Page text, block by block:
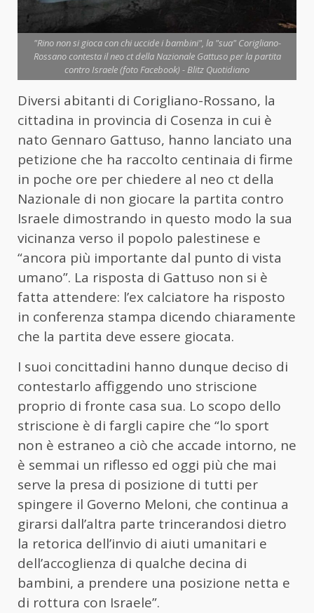
"Rino non si gioca con chi uccide i bambini", la "sua" Corigliano-
Rossano contesta il neo ct della Nazionale Gattuso per la partita
contro Israele (foto Facebook) - Blitz Quotidiano
Diversi abitanti di Corigliano-Rossano, la
cittadina in provincia di Cosenza in cui è
nato Gennaro Gattuso, hanno lanciato una
petizione che ha raccolto centinaia di firme
in poche ore per chiedere al neo ct della
Nazionale di non giocare la partita contro
Israele dimostrando in questo modo la sua
vicinanza verso il popolo palestinese e
“ancora più importante dal punto di vista
umano”. La risposta di Gattuso non si è
fatta attendere: l’ex calciatore ha risposto
in conferenza stampa dicendo chiaramente
che la partita deve essere giocata.
I suoi concittadini hanno dunque deciso di
contestarlo affiggendo uno striscione
proprio di fronte casa sua. Lo scopo dello
striscione è di fargli capire che “lo sport
non è estraneo a ciò che accade intorno, ne
è semmai un riflesso ed oggi più che mai
serve la presa di posizione di tutti per
spingere il Governo Meloni, che continua a
girarsi dall’altra parte trincerandosi dietro
la retorica dell’invio di aiuti umanitari e
dell’accoglienza di qualche decina di
bambini, a prendere una posizione netta e
di rottura con Israele”.